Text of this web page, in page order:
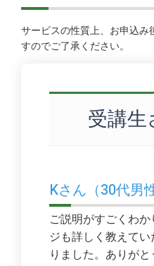
サービスの性質上、お申込み
すのでご了承ください。
受講
Kさん（30代男
ご説明がすごくわ
ジも詳しく教えて
りました。ありがと